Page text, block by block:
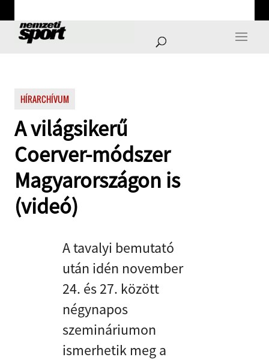
HÍRARCHÍVUM
A világsikerű
Coerver-módszer
Magyarországon is
(videó)
A tavalyi bemutató
után idén november
24. és 27. között
négynapos
szemináriumon
ismerhetik meg a